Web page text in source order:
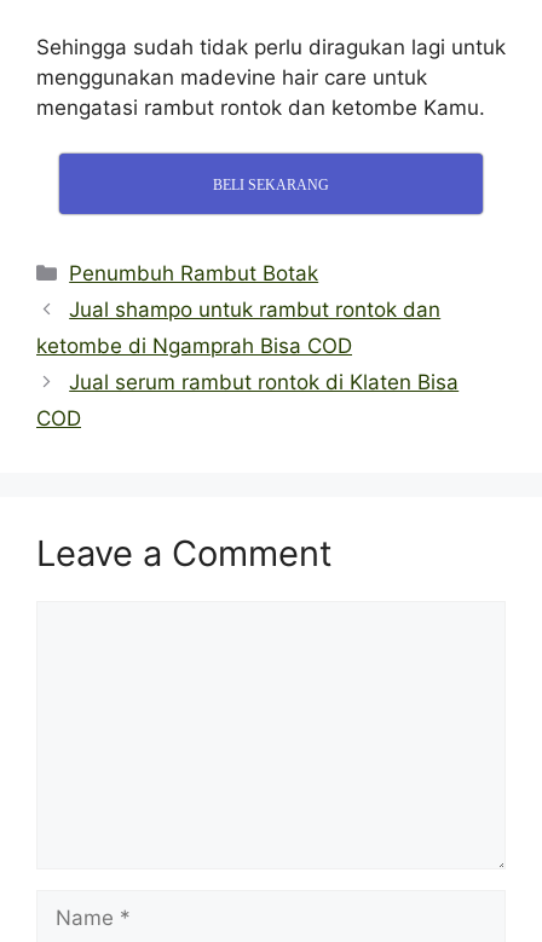
Sehingga sudah tidak perlu diragukan lagi untuk
menggunakan madevine hair care untuk
mengatasi rambut rontok dan ketombe Kamu.
BELI SEKARANG
Categories
Penumbuh Rambut Botak
Jual shampo untuk rambut rontok dan
ketombe di Ngamprah Bisa COD
Jual serum rambut rontok di Klaten Bisa
COD
Leave a Comment
Name